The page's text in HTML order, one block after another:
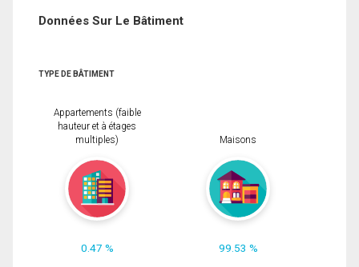
Données Sur Le Bâtiment
TYPE DE BÂTIMENT
Appartements (faible
hauteur et à étages
multiples)
0.47 %
Maisons
99.53 %